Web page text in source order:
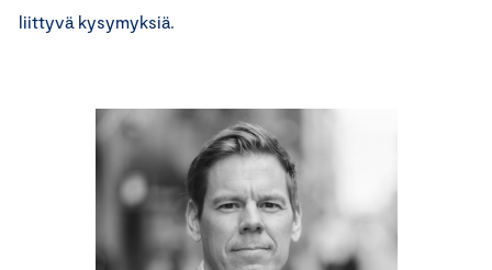
liittyvä kysymyksiä.